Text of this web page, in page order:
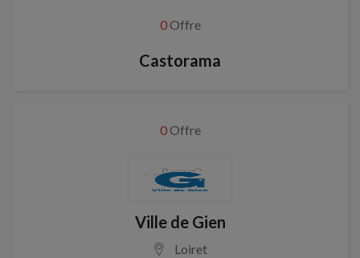
0Offre
Castorama
0Offre
Ville de Gien
Loiret